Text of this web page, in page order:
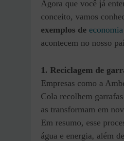
Agora que você já
conceito, vamos
exemplos de
acontecem no nosso
1. Reciclagem de
Empresas como a
Cola recolhem
as transformam em
Em resumo, esse
água e energia, além